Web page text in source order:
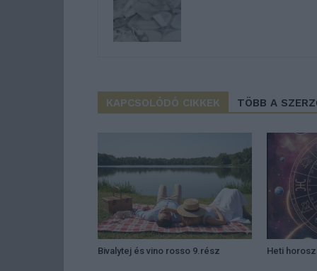
KAPCSOLÓDÓ CIKKEK TÖBB A
Bivalytej és vino rosso 9.rész Heti